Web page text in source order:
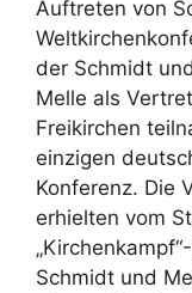
Auftreten von
der Schmidt
Melle als
Freikirchen
einzigen
Konferenz. Die
erhielten vom
Schmidt und